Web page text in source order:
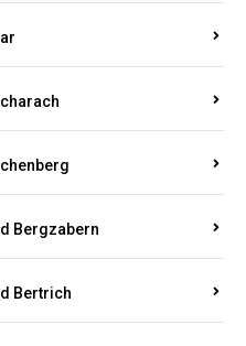
Bergzabern
Bertrich